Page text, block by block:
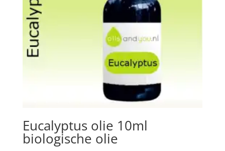
Eucalyptus olie 10ml
biologische olie